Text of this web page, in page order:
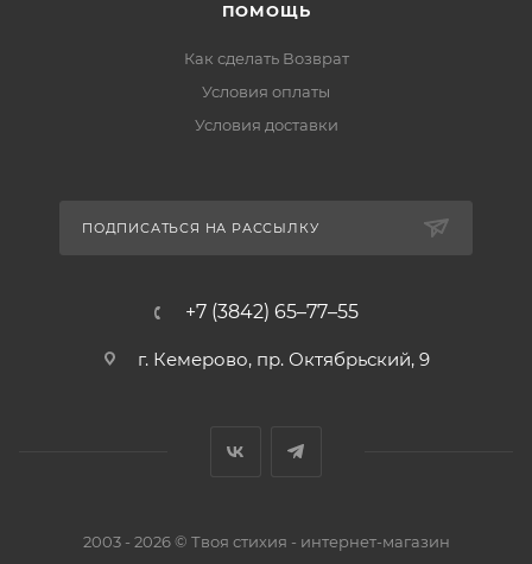
ПОМОЩЬ
Как сделать Возврат
Условия оплаты
Условия доставки
ПОДПИСАТЬСЯ НА РАССЫЛКУ
+7 (3842) 65–77–55
г. Кемерово, пр. Октябрьский, 9
2003 - 2026 © Твоя стихия - интернет-магазин